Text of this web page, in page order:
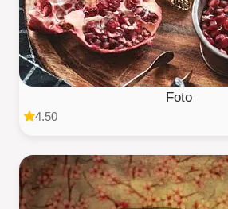
Foto
4.50